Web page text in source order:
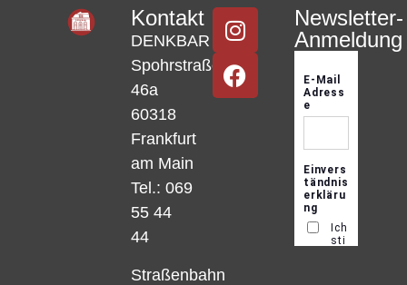
Kontakt
DENKBAR
Spohrstraße
46a
60318
Frankfurt
am Main
Tel.: 069
55 44
44
Straßenbahn
Newsletter-
Anmeldung